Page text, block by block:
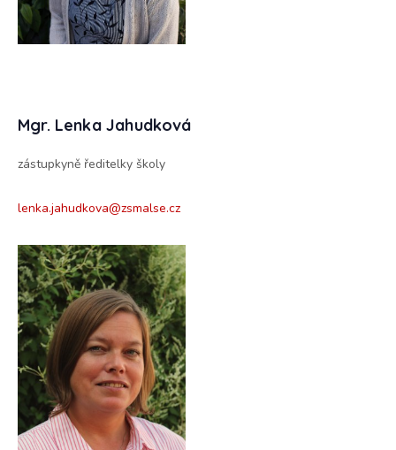
Mgr. Lenka Jahudková
zástupkyně ředitelky školy
lenka.jahudkova@zsmalse.cz